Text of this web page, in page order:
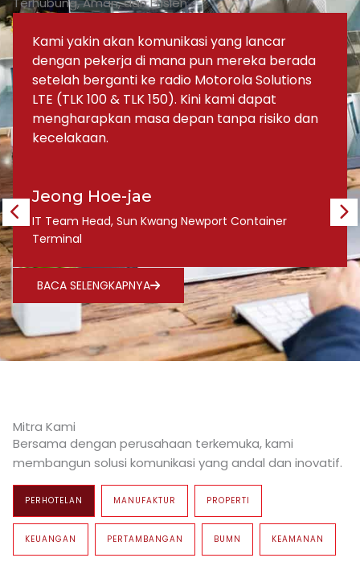
Jeong Hoe-jae
IT Team Head, Sun Kwang Newport Container
Terminal
Kami yakin akan komunikasi yang lancar
dengan pekerja di mana pun mereka berada
setelah berganti ke radio Motorola Solutions
LTE (TLK 100 & TLK 150). Kini kami dapat
mengharapkan masa depan tanpa risiko dan
kecelakaan.
BACA SELENGKAPNYA
Mitra Kami
Bersama dengan perusahaan terkemuka, kami
membangun solusi komunikasi yang andal dan inovatif.
PERHOTELAN MANUFAKTUR PROPERTI
KEUANGAN PERTAMBANGAN BUMN KEAMANAN